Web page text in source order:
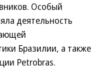
Особый
деятельность
Бразилии, а также
Petrobras.